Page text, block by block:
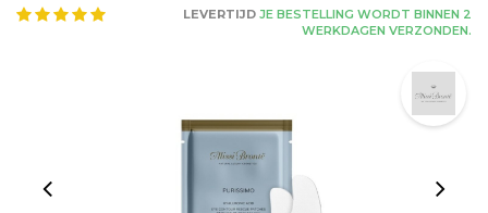
LEVERTIJD JE BESTELLING WORDT BINNEN 2
WERKDAGEN VERZONDEN.